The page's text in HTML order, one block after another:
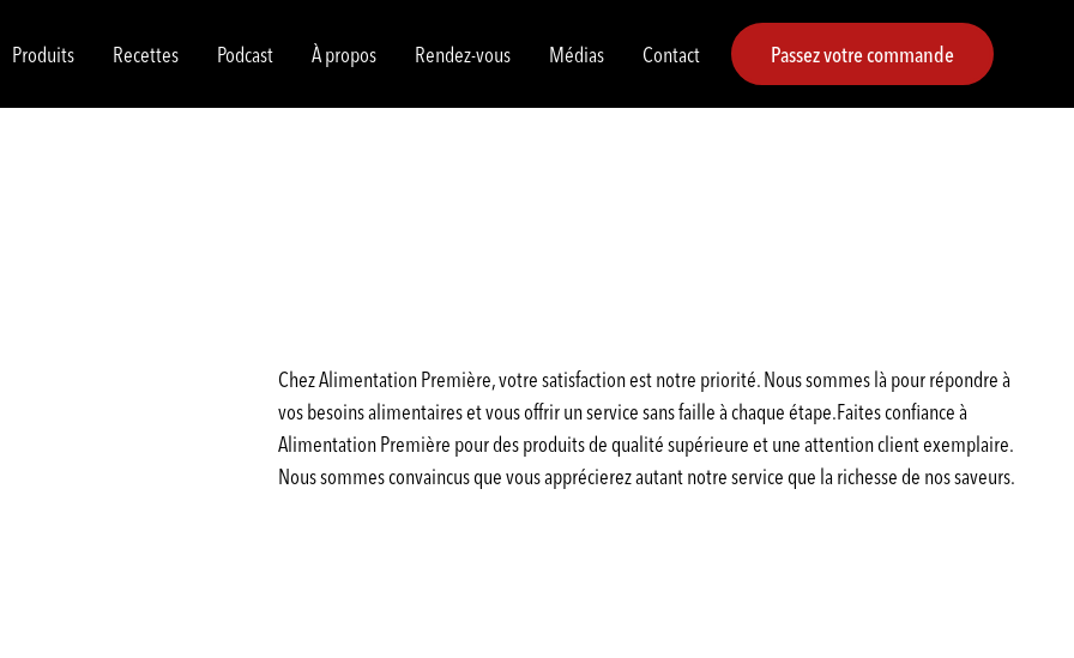
Produits Recettes Podcast À propos Rendez-vous Médias Contact Passez votre commande
Chez Alimentation Première, votre satisfaction est notre priorité. Nous sommes là pour répondre à
vos besoins alimentaires et vous offrir un service sans faille à chaque étape.Faites confiance à
Alimentation Première pour des produits de qualité supérieure et une attention client exemplaire.
Nous sommes convaincus que vous apprécierez autant notre service que la richesse de nos saveurs.